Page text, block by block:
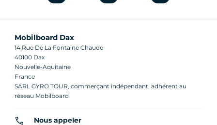
Mobilboard Dax
14 Rue De La Fontaine Chaude
40100 Dax
Nouvelle-Aquitaine
France
SARL GYRO TOUR, commerçant indépendant, adhérent au
réseau Mobilboard
Nous appeler